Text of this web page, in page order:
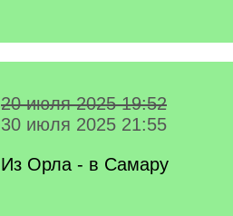
20 июля 2025 19:52
30 июля 2025 21:55
Из Орла - в Самару